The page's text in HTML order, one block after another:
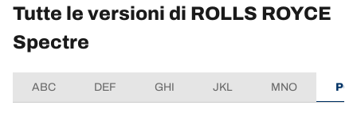
Tutte le versioni di ROLLS ROYCE
Spectre
ABC DEF GHI JKL MNO